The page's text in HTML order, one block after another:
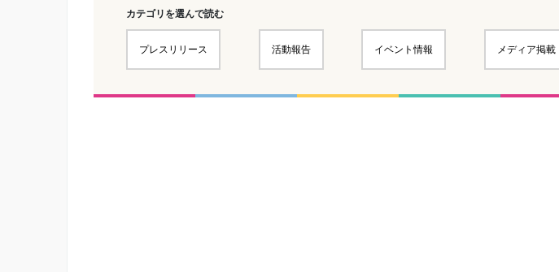
カテゴリを選んで読む
プレスリリース 活動報告 イベント情報 メディア掲載